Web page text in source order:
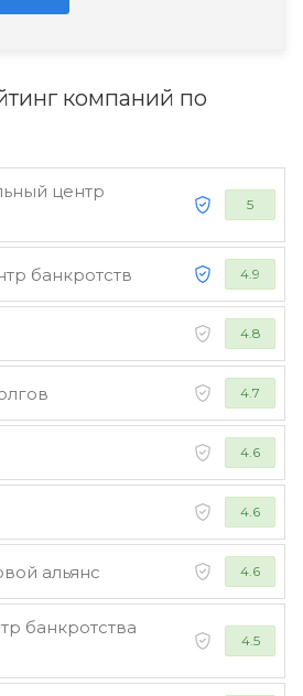
компаний по
центр
5
банкротств 4.9
4.8
4.7
4.6
4.6
альянс 4.6
банкротства
4.5